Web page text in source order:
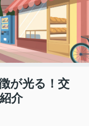
が光る！交
介